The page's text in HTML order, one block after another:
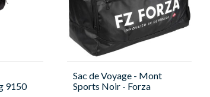
9150
Sac de Voyage - Mont
Sports Noir - Forza